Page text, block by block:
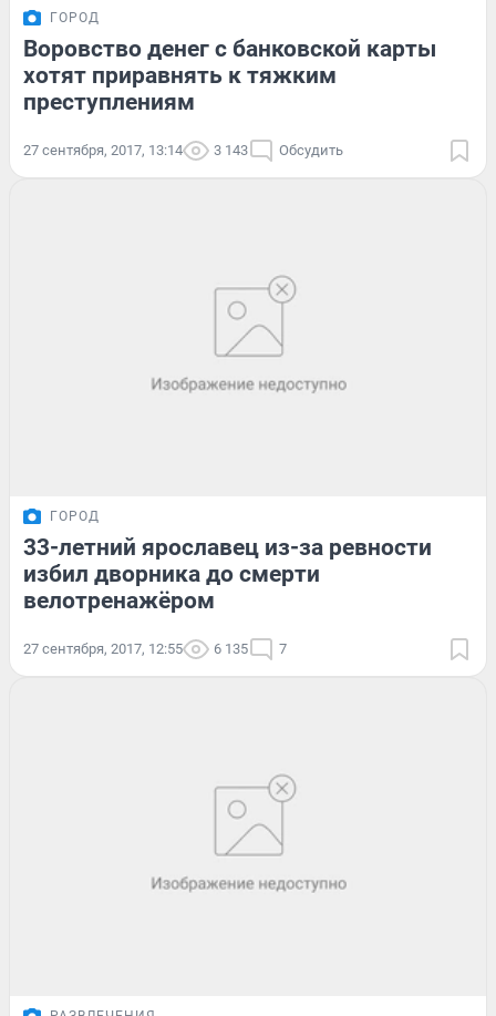
ГОРОД
Воровство денег с банковской карты
хотят приравнять к тяжким
преступлениям
27 сентября, 2017, 13:14 3 143 Обсудить
ГОРОД
33-летний ярославец из-за ревности
избил дворника до смерти
велотренажёром
27 сентября, 2017, 12:55 6 135 7